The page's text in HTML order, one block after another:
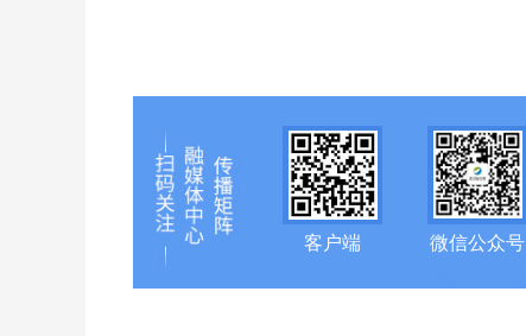
客户端 微信公众号